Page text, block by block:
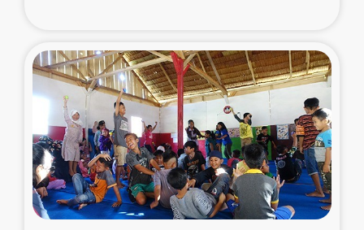
ミャンマー緊急支援
タイ国境ミャンマー移民子ども支援
漁民によるマングローブ植林活動
レバノンでのシリア難民への食糧・越冬支援